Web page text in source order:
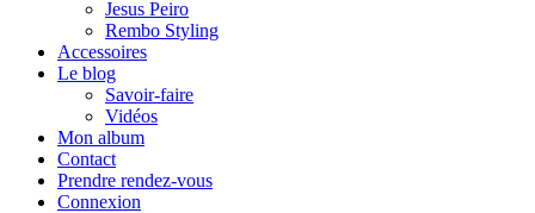
Jesus Peiro
Rembo Styling
Accessoires
Le blog
Savoir-faire
Vidéos
Mon album
Contact
Prendre rendez-vous
Connexion